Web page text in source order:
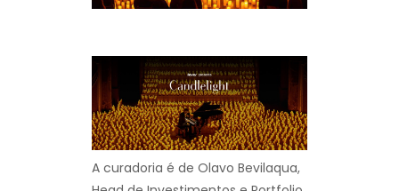
A curadoria é de Olavo Bevilaqua,